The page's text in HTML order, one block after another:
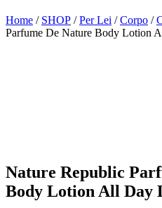
Home / SHOP /Per Lei /Corpo /
Parfume De Nature Body Lotion
Nature Republic
Body Lotion All Day